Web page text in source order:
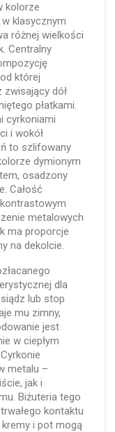
kolorze
klasycznym
różnej wielkości
Centralny
której
dół
płatkami.
cyrkoniami
i wokół
to szlifowany
dymionym
osadzony
Całość
metalowych
ma proporcje
na dekolcie.
dla
lub stop
mu zimny,
jest
w ciepłym
metalu –
jak i
Biżuteria tego
kontaktu
i pot mogą